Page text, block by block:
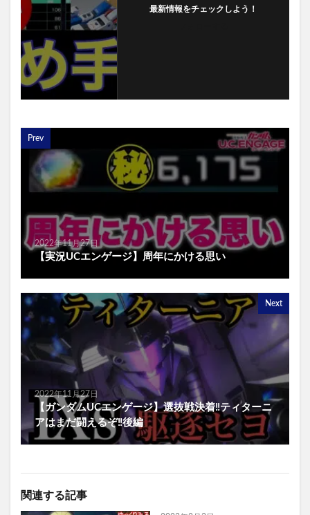
最新情報をチェックしよう！
Prev
2022年11月27日
【実況UCエンゲージ】周年にかける思い
Next
2022年11月27日
【ガンダムUCエンゲージ】選抜戦決着‼️ティターニ
アはまだ闘えるぞ‼️後編
関連する記事